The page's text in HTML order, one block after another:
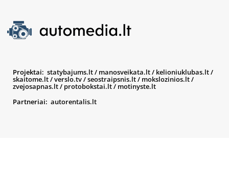
Projektai: statybajums.lt/ manosveikata.lt/ kelioniuklubas.lt/
skaitome.lt/verslo.tv/seostraipsnis.lt/ mokslozinios.lt/
zvejosapnas.lt/ protobokstai.lt/ motinyste.lt
Partneriai: autorentalis.lt